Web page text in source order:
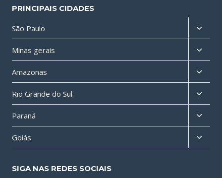
PRINCIPAIS CIDADES
São Paulo
menu
filho
Minas gerais
menu
filho
Amazonas
menu
filho
Rio Grande do Sul
menu
filho
Paraná
menu
filho
Goiás
menu
SIGA NAS REDES SOCIAIS